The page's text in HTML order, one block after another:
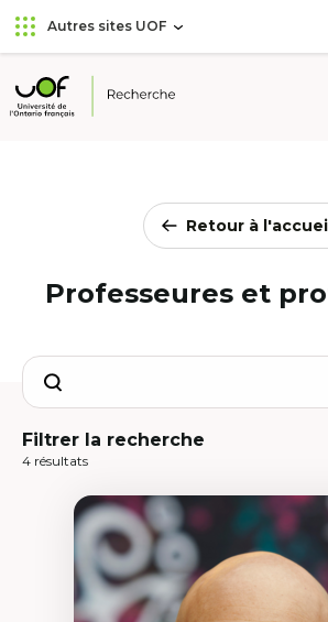
Aller
au
principal
Passer
au
Autres sites UOF
Université
Retour à
Professeures et
Search
Filtrer la recherche
4 résultats